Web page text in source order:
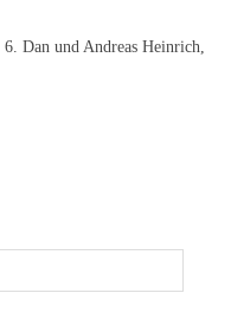
Dan und Andreas Heinrich,